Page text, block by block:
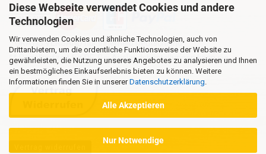
Diese Webseite verwendet Cookies und andere
Technologien
Wir verwenden Cookies und ähnliche Technologien, auch von
Drittanbietern, um die ordentliche Funktionsweise der Website zu
gewährleisten, die Nutzung unseres Angebotes zu analysieren und Ihnen
ein bestmögliches Einkaufserlebnis bieten zu können. Weitere
Informationen finden Sie in unsererDatenschutzerklärung
Alle Akzeptieren
Nur Notwendige
* GRATIS VERSAND nur innerhalb Deutschland
** Regellaufzeit für DE, Bei Auslandsbestellungen kann die
Versandzeit variieren.